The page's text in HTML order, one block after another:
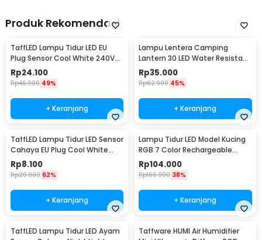
Produk Rekomendasi
TaffLED Lampu Tidur LED EU
Plug Sensor Cool White 240V
0.5W - LXX3148
Rp24.100
Rp46.900 49%
+ Keranjang
Lampu Lentera Camping
Lantern 30 LED Water Resistant
- GY18
Rp35.000
Rp62.900 45%
+ Keranjang
TaffLED Lampu Tidur LED Sensor
Cahaya EU Plug Cool White
0.5W 250V - L200
Rp8.100
Rp20.900 62%
+ Keranjang
Lampu Tidur LED Model Kucing
RGB 7 Color Rechargeable
0.4W 5V 1200mAh - LJC-101
Rp104.000
Rp166.900 38%
+ Keranjang
TaffLED Lampu Tidur LED Ayam
Taffware HUMI Air Humidifier